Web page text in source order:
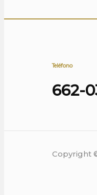
Teléfono
662-
Copyright